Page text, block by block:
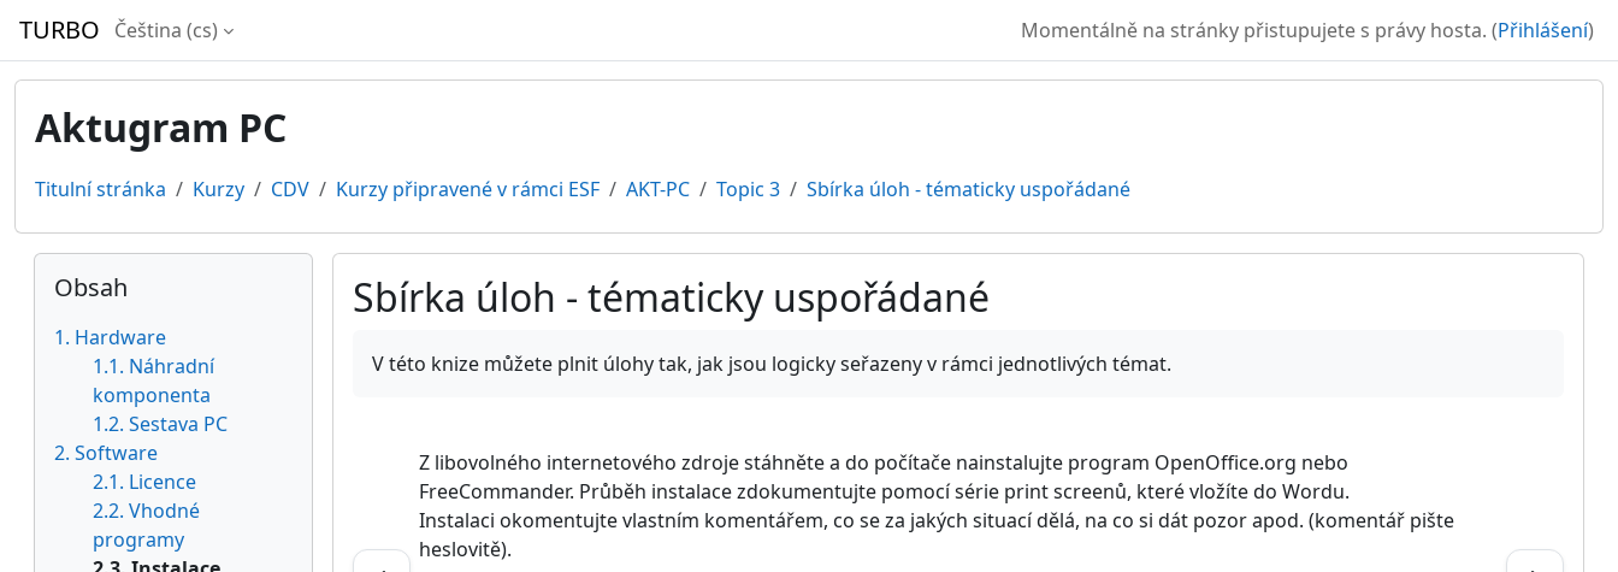
Přejít k hlavnímu obsahu
TURBO Čeština ‎(cs)‎ Momentálně na stránky přistupujete s právy hosta. (Přihlášení)
Aktugram PC
Titulní stránka Kurzy CDV Kurzy připravené v rámci ESF AKT-PC Topic 3 Sbírka úloh - tématicky uspořádané
Sbírka úloh - tématicky uspořádané
V této knize můžete plnit úlohy tak, jak jsou logicky seřazeny v rámci jednotlivých témat.
Z libovolného internetového zdroje stáhněte a do počítače nainstalujte program OpenOffice.org nebo
FreeCommander. Průběh instalace zdokumentujte pomocí série print screenů, které vložíte do Wordu.
Instalaci okomentujte vlastním komentářem, co se za jakých situací dělá, na co si dát pozor apod. (komentář pište
heslovitě).
Bloky
Přeskočit: Obsah
Obsah
1. Hardware
1.1. Náhradní
komponenta
1.2. Sestava PC
2. Software
2.1. Licence
2.2. Vhodné
programy